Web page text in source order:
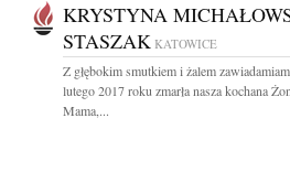
KRYSTYNA
STASZAK KATOWICE
Z głębokim smutkiem i żalem
lutego 2017 roku zmarła nasza kochana
Mama,...